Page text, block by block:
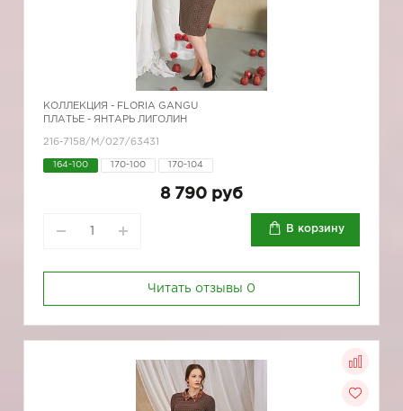
КОЛЛЕКЦИЯ - FLORIA GANGU
ПЛАТЬЕ - ЯНТАРЬ ЛИГОЛИН
216-7158/М/027/63431
164-100 170-100 170-104
8 790 руб
В корзину
Читать отзывы 0